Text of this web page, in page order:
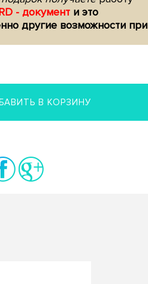
- документ и это
другие возможности при
В КОРЗИНУ